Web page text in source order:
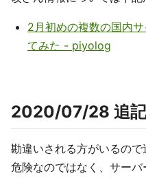
2月初めの複数の国内
てみた - piyolog
2020/07/28 追記
勘違いされる方がいるの
危険なのではなく、サー